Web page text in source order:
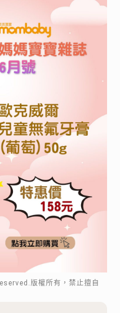
版權所有，禁止擅自